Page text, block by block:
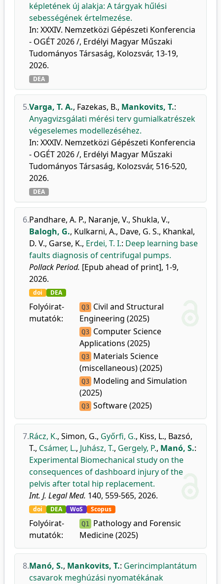
képletének új alakja: A tárgyak hűlési
sebességének értelmezése.
In: XXXIV. Nemzetközi Gépészeti Konferencia
- OGÉT 2026 /, Erdélyi Magyar Műszaki
Tudományos Társaság, Kolozsvár, 13-19,
2026.
DEA
5.Varga, T. A., Fazekas, B., Mankovits, T.:
Anyagvizsgálati mérési terv gumialkatrészek
végeselemes modellezéséhez.
In: XXXIV. Nemzetközi Gépészeti Konferencia
- OGÉT 2026 /, Erdélyi Magyar Műszaki
Tudományos Társaság, Kolozsvár, 516-520,
2026.
DEA
6.Pandhare, A. P., Naranje, V., Shukla, V.,
Balogh, G., Kulkarni, A., Dave, G. S., Khankal,
D. V., Garse, K., Erdei, T. I.: Deep learning base
faults diagnosis of centrifugal pumps.
Pollack Period. [Epub ahead of print], 1-9,
2026.
doi DEA
Folyóirat-
mutatók:
Q3 Civil and Structural
Engineering (2025)
Q3 Computer Science
Applications (2025)
Q3 Materials Science
(miscellaneous) (2025)
Q3 Modeling and Simulation
(2025)
Q3 Software (2025)
7.Rácz, K., Simon, G., Győrfi, G., Kiss, L., Bazsó,
T., Csámer, L., Juhász, T., Gergely, P., Manó, S.:
Experimental Biomechanical study on the
consequences of dashboard injury of the
pelvis after total hip replacement.
Int. J. Legal Med. 140, 559-565, 2026.
doi DEA WoS Scopus
Folyóirat-
mutatók:
Q1
Pathology and Forensic
Medicine (2025)
8.Manó, S., Mankovits, T.: Gerincimplantátum
csavarok meghúzási nyomatékának